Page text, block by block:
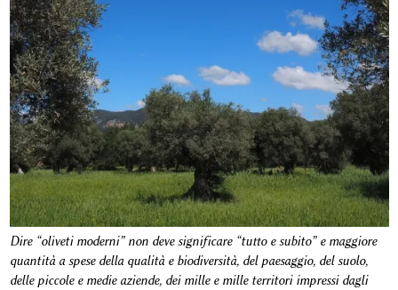
Dire “oliveti moderni” non deve significare “tutto e subito” e maggiore
quantità a spese della qualità e biodiversità, del paesaggio, del suolo,
delle piccole e medie aziende, dei mille e mille territori impressi dagli